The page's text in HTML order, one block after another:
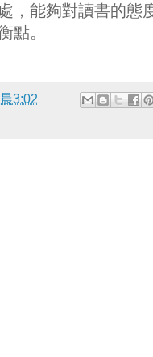
，能夠對讀書的態
點。
3:02